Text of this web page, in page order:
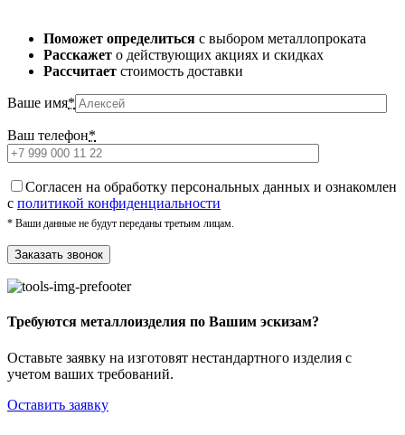
Поможет определиться с выбором металлопроката
Расскажет о действующих акциях и скидках
Рассчитает стоимость доставки
Ваше имя*
Ваш телефон*
Cогласен на обработку персональных данных и ознакомлен
с политикой конфиденциальности
* Ваши данные не будут переданы третьим лицам.
Требуются металлоизделия по Вашим эскизам?
Оставьте заявку на изготовят нестандартного изделия с
учетом ваших требований.
Оставить заявку